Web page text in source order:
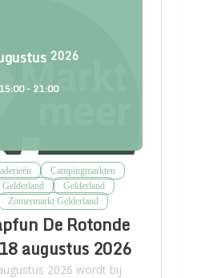
2026
15:00 - 21:00
Campingmarkten
Gelderland
Zomermarkt Gelderland
De Rotonde
augustus 2026
2026 wordt bij